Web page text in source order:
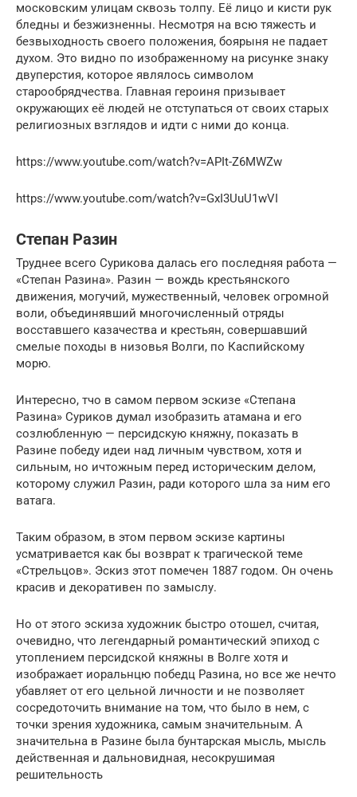
московским улицам сквозь толпу. Её лицо и кисти рук
бледны и безжизненны. Несмотря на всю тяжесть и
безвыходность своего положения, боярыня не падает
духом. Это видно по изображенному на рисунке знаку
двуперстия, которое являлось символом
старообрядчества. Главная героиня призывает
окружающих её людей не отступаться от своих старых
религиозных взглядов и идти с ними до конца.
https://www.youtube.com/watch?v=APIt-Z6MWZw
https://www.youtube.com/watch?v=GxI3UuU1wVI
Степан Разин
Труднее всего Сурикова далась его последняя работа —
«Степан Разина». Разин — вождь крестьянского
движения, могучий, мужественный, человек огромной
воли, объединявший многочисленный отряды
восставшего казачества и крестьян, совершавший
смелые походы в низовья Волги, по Каспийскому
морю.
Интересно, тчо в самом первом эскизе «Степана
Разина» Суриков думал изобразить атамана и его
созлюбленную — персидскую княжну, показать в
Разине победу идеи над личным чувством, хотя и
сильным, но ичтожным перед историческим делом,
которому служил Разин, ради которого шла за ним его
ватага.
Таким образом, в этом первом эскизе картины
усматривается как бы возврат к трагической теме
«Стрельцов». Эскиз этот помечен 1887 годом. Он очень
красив и декоративен по замыслу.
Но от этого эскиза художник быстро отошел, считая,
очевидно, что легендарный романтический эпиход с
утоплением персидской княжны в Волге хотя и
изображает иоральнцю победц Разина, но все же нечто
убавляет от его цельной личности и не позволяет
сосредоточить внимание на том, что было в нем, с
точки зрения художника, самым значительным. А
значительна в Разине была бунтарская мысль, мысль
действенная и дальновидная, несокрушимая
решительность